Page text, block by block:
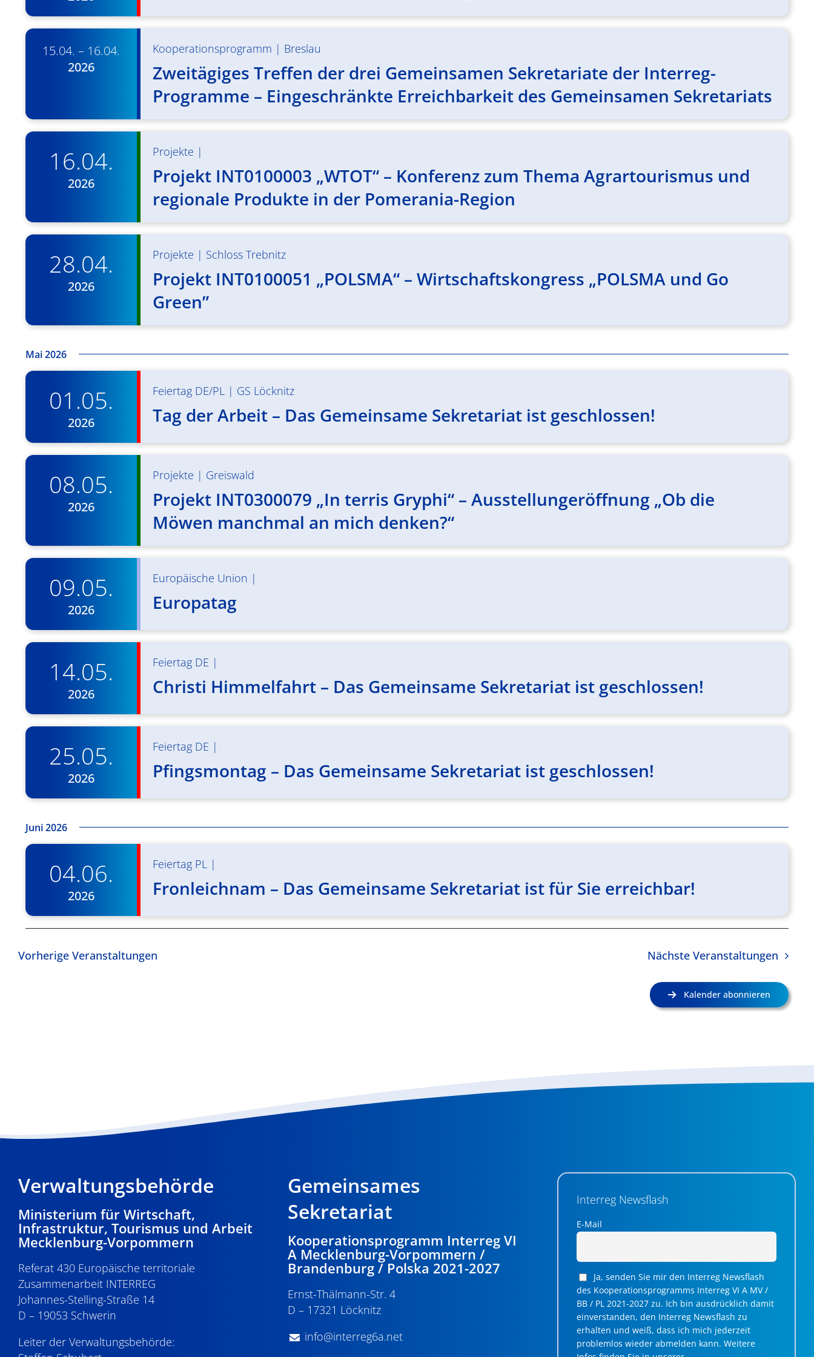
15.04. – 16.04.
2026
Kooperationsprogramm | Breslau
Zweitägiges Treffen der drei Gemeinsamen Sekretariate der Interreg-
Programme – Eingeschränkte Erreichbarkeit des Gemeinsamen Sekretariats
16.04.
2026
Projekte |
Projekt INT0100003 „WTOT“ – Konferenz zum Thema Agrartourismus und
regionale Produkte in der Pomerania-Region
28.04.
2026
Projekte | Schloss Trebnitz
Projekt INT0100051 „POLSMA“ – Wirtschaftskongress „POLSMA und Go
Green”
Mai 2026
01.05.
2026
Feiertag DE/PL | GS Löcknitz
Tag der Arbeit – Das Gemeinsame Sekretariat ist geschlossen!
08.05.
2026
Projekte | Greiswald
Projekt INT0300079 „In terris Gryphi“ – Ausstellungeröffnung „Ob die
Möwen manchmal an mich denken?“
09.05.
2026
Europäische Union |
Europatag
14.05.
2026
Feiertag DE |
Christi Himmelfahrt – Das Gemeinsame Sekretariat ist geschlossen!
25.05.
2026
Feiertag DE |
Pfingsmontag – Das Gemeinsame Sekretariat ist geschlossen!
Juni 2026
04.06.
2026
Feiertag PL |
Fronleichnam – Das Gemeinsame Sekretariat ist für Sie erreichbar!
VorherigeVeranstaltungen NächsteVeranstaltungen
Kalender abonnieren
Verwaltungsbehörde
Ministerium für Wirtschaft,
Infrastruktur, Tourismus und Arbeit
Mecklenburg-Vorpommern
Referat 430 Europäische territoriale
Zusammenarbeit INTERREG
Johannes-Stelling-Straße 14
D – 19053 Schwerin
Leiter der Verwaltungsbehörde:
Gemeinsames
Sekretariat
Kooperationsprogramm Interreg VI
A Mecklenburg-Vorpommern /
Brandenburg / Polska 2021-2027
Ernst-Thälmann-Str. 4
D – 17321 Löcknitz
info@interreg6a.net
Interreg Newsflash
E-Mail
Ja, senden Sie mir den Interreg Newsflash
des Kooperationsprogramms Interreg VI A MV /
BB / PL 2021-2027 zu. Ich bin ausdrücklich damit
einverstanden, den Interreg Newsflash zu
erhalten und weiß, dass ich mich jederzeit
problemlos wieder abmelden kann. Weitere